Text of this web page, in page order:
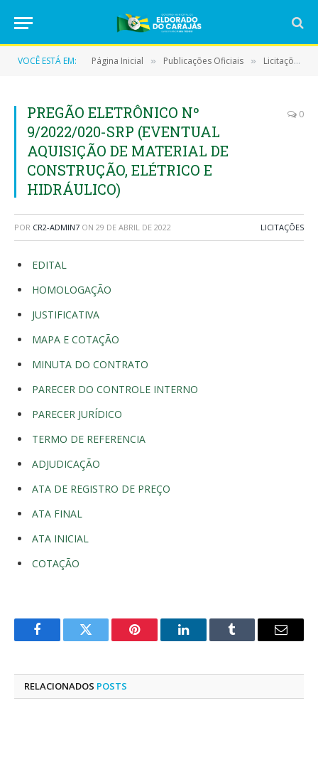
VOCÊ ESTÁ EM: Página Inicial » Publicações Oficiais » Licitações
PREGÃO ELETRÔNICO Nº
9/2022/020-SRP (EVENTUAL
AQUISIÇÃO DE MATERIAL DE
CONSTRUÇÃO, ELÉTRICO E
HIDRÁULICO)
0
POR CR2-ADMIN7 ON 29 DE ABRIL DE 2022 LICITAÇÕES
EDITAL
HOMOLOGAÇÃO
JUSTIFICATIVA
MAPA E COTAÇÃO
MINUTA DO CONTRATO
PARECER DO CONTROLE INTERNO
PARECER JURÍDICO
TERMO DE REFERENCIA
ADJUDICAÇÃO
ATA DE REGISTRO DE PREÇO
ATA FINAL
ATA INICIAL
COTAÇÃO
FacebookTwitter Pinterest LinkedInTumblr
E-
RELACIONADOS POSTS